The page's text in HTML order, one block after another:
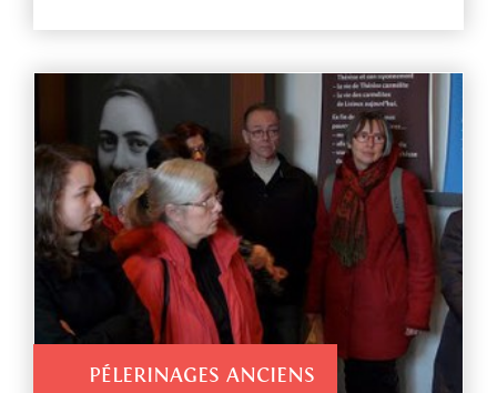
PÉLERINAGES ANCIENS